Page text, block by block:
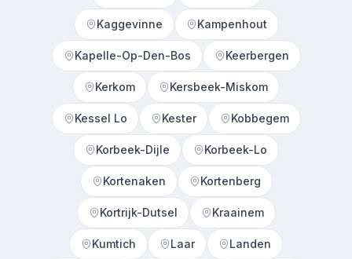
Kaggevinne Kampenhout
Kapelle-Op-Den-Bos Keerbergen
Kerkom Kersbeek-Miskom
Kessel Lo Kester Kobbegem
Korbeek-Dijle Korbeek-Lo
Kortenaken Kortenberg
Kortrijk-Dutsel Kraainem
Kumtich Laar Landen